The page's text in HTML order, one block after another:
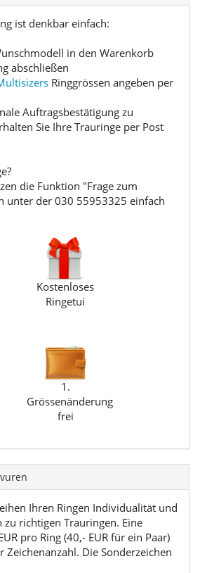
ist denkbar einfach:
in den Warenkorb
abschließen
Ringgrössen angeben per
Auftragsbestätigung zu
Sie Ihre Trauringe per Post
die Funktion "Frage zum
unter der 030 55953325 einfach
Kostenloses
Ringetui
1.
Grössenänderung
frei
Ihren Ringen Individualität und
zu richtigen Trauringen. Eine
pro Ring (40,- EUR für ein Paar)
Zeichenanzahl. Die Sonderzeichen